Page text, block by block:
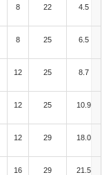
8 22 4.5
8 25 6.5
12 25 8.7
12 25 10.9
12 29 18.0
16 29 21.5